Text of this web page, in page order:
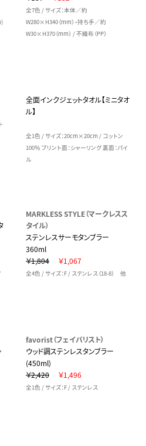
全7色 / サイズ：本体／約
W280×H340（mm）・持ち手／約
W30×H370（mm） / 不織布（PP）
全面インクジェットタオル【ミニタオ
ル】
全1色 / サイズ：20cm×20cm / コットン
100％ プリント面：シャーリング 裏面：パイ
ル
MARKLESS STYLE（マークレスス
タイル）
ステンレスサーモタンブラー
360ml
￥1,804
￥1,067
全4色 / サイズ：F / ステンレス（18-8） 他
favorist（フェイバリスト）
ウッド調ステンレスタンブラー
(450ml)
￥2,420
￥1,496
全1色 / サイズ：F / ステンレス